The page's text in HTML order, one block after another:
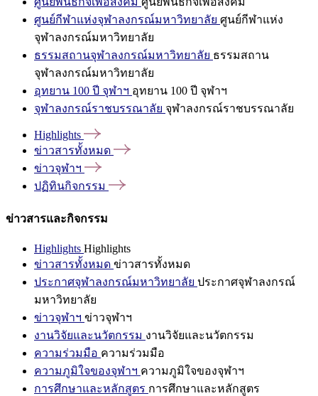
ศูนย์กีฬาแห่งจุฬาลงกรณ์มหาวิทยาลัย ศูนย์กีฬาแห่ง
จุฬาลงกรณ์มหาวิทยาลัย
ธรรมสถานจุฬาลงกรณ์มหาวิทยาลัย ธรรมสถาน
จุฬาลงกรณ์มหาวิทยาลัย
อุทยาน 100 ปี จุฬาฯ อุทยาน 100 ปี จุฬาฯ
จุฬาลงกรณ์ราชบรรณาลัย จุฬาลงกรณ์ราชบรรณาลัย
Highlights
ข่าวสารทั้งหมด
ข่าวจุฬาฯ
ปฏิทินกิจกรรม
ข่าวสารและกิจกรรม
Highlights Highlights
ข่าวสารทั้งหมด ข่าวสารทั้งหมด
ประกาศจุฬาลงกรณ์มหาวิทยาลัย ประกาศจุฬาลงกรณ์
มหาวิทยาลัย
ข่าวจุฬาฯ ข่าวจุฬาฯ
งานวิจัยและนวัตกรรม งานวิจัยและนวัตกรรม
ความร่วมมือ ความร่วมมือ
ความภูมิใจของจุฬาฯ ความภูมิใจของจุฬาฯ
การศึกษาและหลักสูตร การศึกษาและหลักสูตร